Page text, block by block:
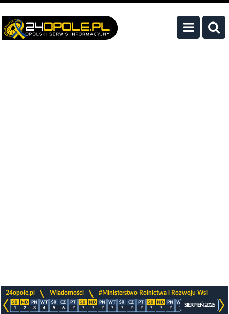
24opole.pl Wiadomości #Ministerstwo Rolnictwa i Rozwoju Wsi
1 2 3 4 5 6 ? ? ? ? ? ? ? ? ? ? ? ? ? ? ?
SIERPIEŃ 2026